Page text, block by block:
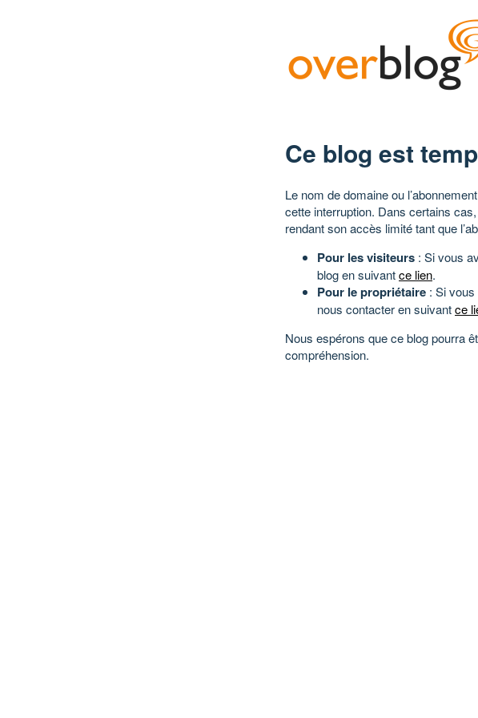
Ce blog est
Le nom de domaine ou
cette interruption. Dans certains
rendant son accès limité tant que
Pour les visiteurs : Si vous
blog en suivantce lien.
Pour le propriétaire : Si
nous contacter en suivantce
Nous espérons que ce blog pourra
compréhension.